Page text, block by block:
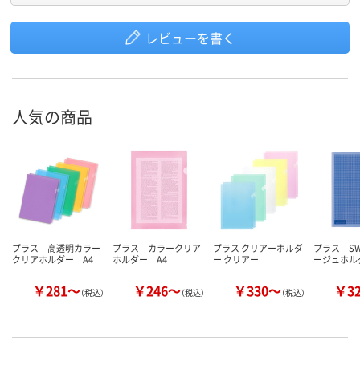
レビューを書く
人気の商品
プラス 高透明カラー
クリアホルダー A4
￥281～（税込）
プラス カラークリア
ホルダー A4
￥246～（税込）
プラス クリアーホルダ
ー クリアー
￥330～（税込）
プラス
ージュホ
￥